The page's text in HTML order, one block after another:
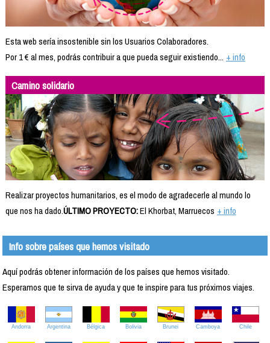
Esta web sería insostenible sin los Usuarios Colaboradores.
Por 1 € al mes, podrás contribuir a que pueda seguir existiendo... + info
Camino solidario
Realizar proyectos humanitarios, es el modo de agradecerle al mundo lo
que nos ha dado.ÚLTIMO PROYECTO:El Khorbat, Marruecos + info
Info sobre países que hemos visitado
Aquí podrás obtener información de los países que hemos visitado.
Esperamos que te sirva de ayuda y que te inspire para tus próximos viajes.
Andorra Argentina Bélgica Bolivia Brunei Camboya Chile